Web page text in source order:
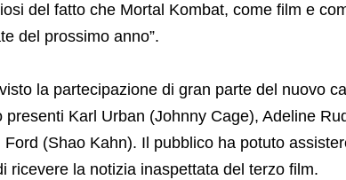
del fatto che Mortal Kombat, come film e
del prossimo anno”.
la partecipazione di gran parte del nuovo
Karl Urban (Johnny Cage), Adeline
(Shao Kahn). Il pubblico ha potuto
ricevere la notizia inaspettata del terzo film.